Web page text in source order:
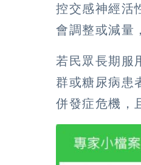
控交感神經活
會調整或減量
若民眾長期服
群或糖尿病患
併發症危機，